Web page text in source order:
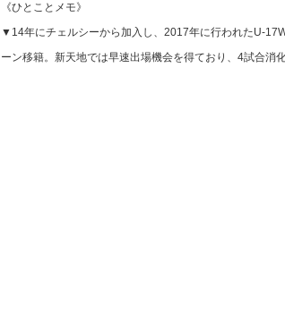
《ひとことメモ》
▼14年にチェルシーから加入し、2017年に行われたU-
ーン移籍。新天地では早速出場機会を得ており、4試合消